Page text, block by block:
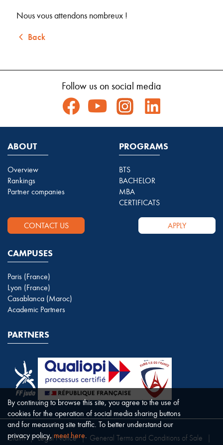
Nous vous attendons nombreux !
Back
Follow us on social media
ABOUT
Overview
Rankings
Partner companies
PROGRAMS
BTS
BACHELOR
MBA
CERTIFICATS
CONTACT US APPLY
CAMPUSES
Paris (France)
Lyon (France)
Casablanca (Maroc)
Academic Partners
PARTNERS
Claim | Legal Notice | General Terms and Conditions of Sale
By continuing to browse this site, you agree to the use of
cookies for the operation of social media sharing buttons
and for measuring site traffic. To better understand our
privacy policy,meet here.